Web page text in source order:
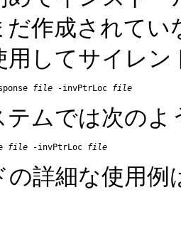
だ作成されて
用してサイレ
file -invPtrLoc file
テムでは次のよ
file -invPtrLoc file
の詳細な使用